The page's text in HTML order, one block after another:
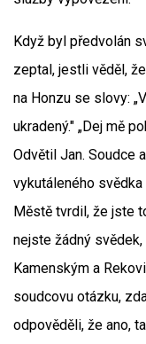
Když byl předvolán
zeptal, jestli věděl,
na Honzu se slovy:
ukradený." „Dej mě
Odvětil Jan. Soudce
vykutáleného
Městě tvrdil, že jste
nejste žádný svědek,
Kamenským a
soudcovu otázku,
odpověděli, že ano,